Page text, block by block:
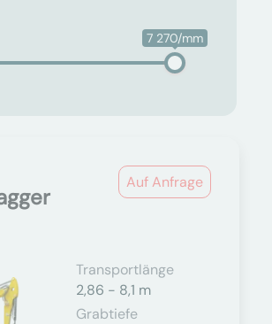
7 270/mm
Auf Anfrage
Transportlänge
2,86 - 8,1 m
Grabtiefe